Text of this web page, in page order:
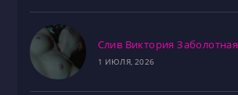
Слив Виктория Заболотная
1 ИЮЛЯ, 2026